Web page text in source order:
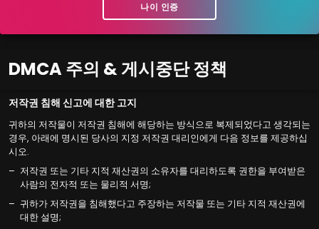
나이 인증
DMCA 주의 & 게시중단 정책
저작권 침해 신고에 대한 고지
귀하의 저작물이 저작권 침해에 해당하는 방식으로 복제되었다고 생각되는
경우, 아래에 명시된 당사의 지정 저작권 대리인에게 다음 정보를 제공하십
시오.
저작권 또는 기타 지적 재산권의 소유자를 대리하도록 권한을 부여받은
사람의 전자적 또는 물리적 서명;
귀하가 저작권을 침해했다고 주장하는 저작물 또는 기타 지적 재산권에
대한 설명;